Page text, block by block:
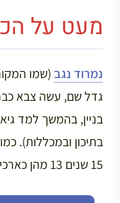
מעט על
נמרוד נגב (שמו
גדל שם, עשה צבא
בניין, בהמשך למד
בתיכון ובמכללות).
15 שנים 13 מהן כארכיאולוג מחוז.